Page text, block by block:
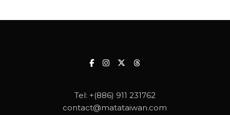
Tel: +(886) 911 231762
contact@matataiwan.com